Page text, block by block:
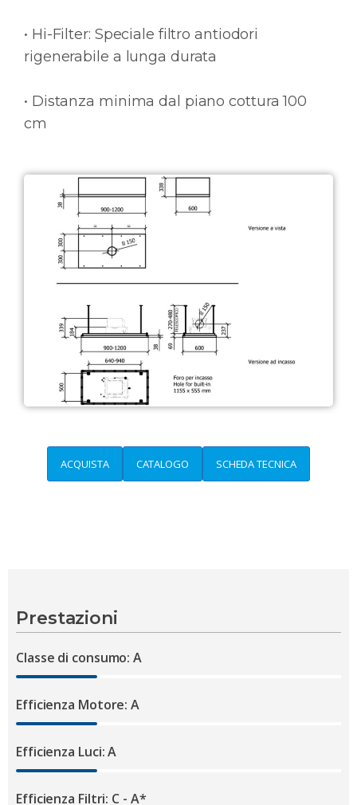
• Hi-Filter: Speciale filtro antiodori
rigenerabile a lunga durata
• Distanza minima dal piano cottura 100
cm
ACQUISTA CATALOGO SCHEDA TECNICA
Prestazioni
Classe di consumo: A
Efficienza Motore: A
Efficienza Luci: A
Efficienza Filtri: C - A*